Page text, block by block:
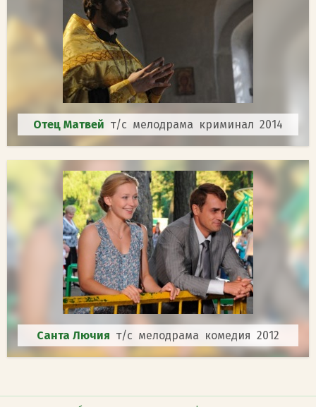
Отец Матвей т/с мелодрама криминал 2014
Санта Лючия т/с мелодрама комедия 2012